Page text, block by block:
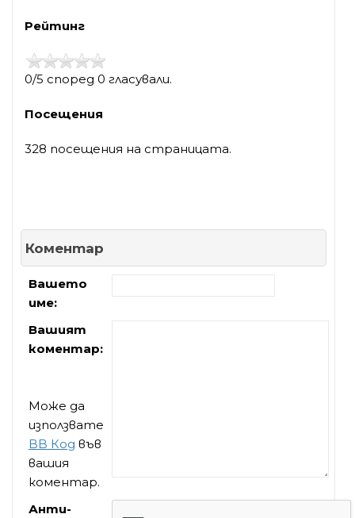
Рейтинг
0/5 според 0 гласували.
Посещения
328 посещения на страницата.
Коментар
Вашето
име:
Вашият
коментар:
Може да
използвате
BB Код във
вашия
коментар.
Анти-